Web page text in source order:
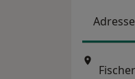
Adresse